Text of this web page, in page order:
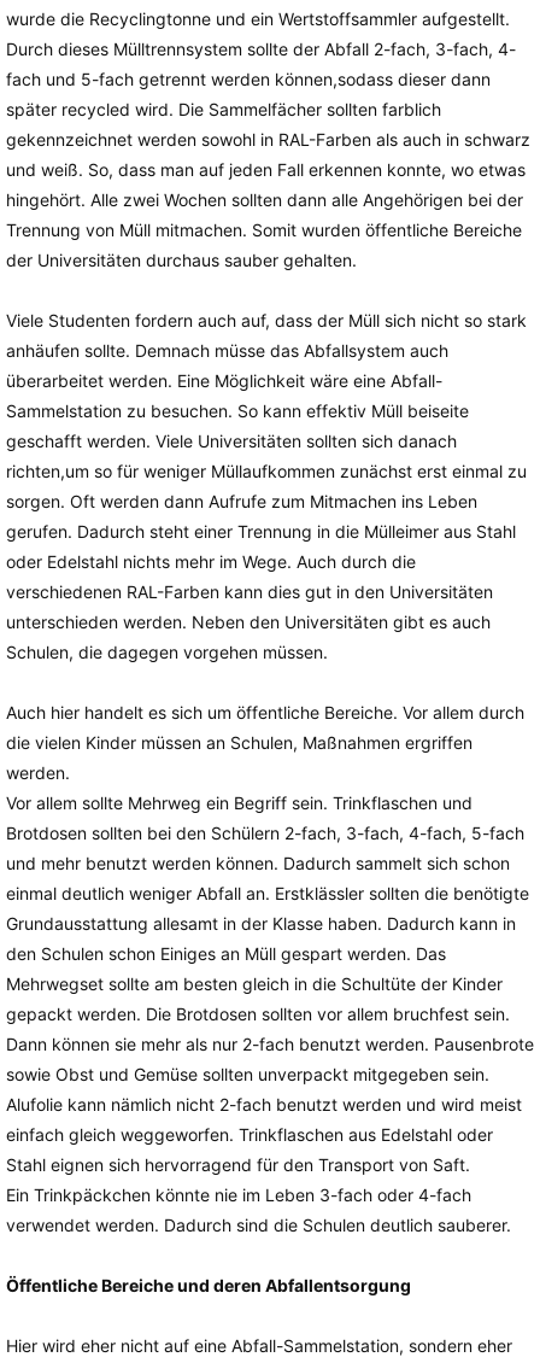
wurde die Recyclingtonne und ein Wertstoffsammler aufgestellt.
Durch dieses Mülltrennsystem sollte der Abfall 2-fach, 3-fach, 4-
fach und 5-fach getrennt werden können,sodass dieser dann
später recycled wird. Die Sammelfächer sollten farblich
gekennzeichnet werden sowohl in RAL-Farben als auch in schwarz
und weiß. So, dass man auf jeden Fall erkennen konnte, wo etwas
hingehört. Alle zwei Wochen sollten dann alle Angehörigen bei der
Trennung von Müll mitmachen. Somit wurden öffentliche Bereiche
der Universitäten durchaus sauber gehalten.
Viele Studenten fordern auch auf, dass der Müll sich nicht so stark
anhäufen sollte. Demnach müsse das Abfallsystem auch
überarbeitet werden. Eine Möglichkeit wäre eine Abfall-
Sammelstation zu besuchen. So kann effektiv Müll beiseite
geschafft werden. Viele Universitäten sollten sich danach
richten,um so für weniger Müllaufkommen zunächst erst einmal zu
sorgen. Oft werden dann Aufrufe zum Mitmachen ins Leben
gerufen. Dadurch steht einer Trennung in die Mülleimer aus Stahl
oder Edelstahl nichts mehr im Wege. Auch durch die
verschiedenen RAL-Farben kann dies gut in den Universitäten
unterschieden werden. Neben den Universitäten gibt es auch
Schulen, die dagegen vorgehen müssen.
Auch hier handelt es sich um öffentliche Bereiche. Vor allem durch
die vielen Kinder müssen an Schulen, Maßnahmen ergriffen
werden.
Vor allem sollte Mehrweg ein Begriff sein. Trinkflaschen und
Brotdosen sollten bei den Schülern 2-fach, 3-fach, 4-fach, 5-fach
und mehr benutzt werden können. Dadurch sammelt sich schon
einmal deutlich weniger Abfall an. Erstklässler sollten die benötigte
Grundausstattung allesamt in der Klasse haben. Dadurch kann in
den Schulen schon Einiges an Müll gespart werden. Das
Mehrwegset sollte am besten gleich in die Schultüte der Kinder
gepackt werden. Die Brotdosen sollten vor allem bruchfest sein.
Dann können sie mehr als nur 2-fach benutzt werden. Pausenbrote
sowie Obst und Gemüse sollten unverpackt mitgegeben sein.
Alufolie kann nämlich nicht 2-fach benutzt werden und wird meist
einfach gleich weggeworfen. Trinkflaschen aus Edelstahl oder
Stahl eignen sich hervorragend für den Transport von Saft.
Ein Trinkpäckchen könnte nie im Leben 3-fach oder 4-fach
verwendet werden. Dadurch sind die Schulen deutlich sauberer.
Öffentliche Bereiche und deren Abfallentsorgung
Hier wird eher nicht auf eine Abfall-Sammelstation, sondern eher